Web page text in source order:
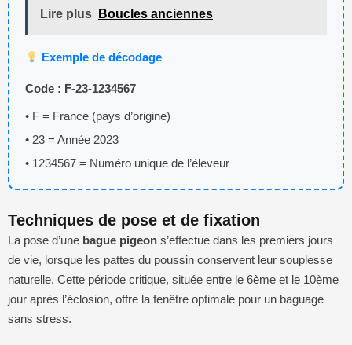
Lire plus Boucles anciennes
Exemple de décodage
Code : F-23-1234567
• F = France (pays d’origine)
• 23 = Année 2023
• 1234567 = Numéro unique de l’éleveur
Techniques de pose et de fixation
La pose d’une bague pigeon s’effectue dans les premiers jours
de vie, lorsque les pattes du poussin conservent leur souplesse
naturelle. Cette période critique, située entre le 6ème et le 10ème
jour après l’éclosion, offre la fenêtre optimale pour un baguage
sans stress.